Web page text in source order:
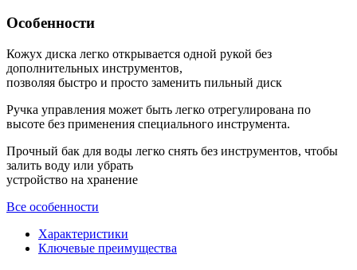
Особенности
Кожух диска легко открывается одной рукой без
дополнительных инструментов,
позволяя быстро и просто заменить пильный диск
Ручка управления может быть легко отрегулирована по
высоте без применения специального инструмента.
Прочный бак для воды легко снять без инструментов, чтобы
залить воду или убрать
устройство на хранение
Все особенности
Характеристики
Ключевые преимущества